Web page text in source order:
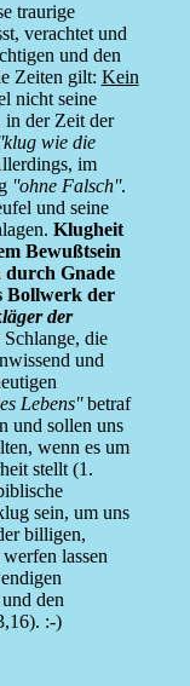
traurige
verachtet und
und den
Zeiten gilt: Kein
nicht seine
in der Zeit der
''klug wie die
im
''ohne Falsch''.
und seine
Klugheit
Bewußtsein
durch Gnade
Bollwerk der
der
die
und
Lebens''betraf
und sollen uns
wenn es um
stellt (1.
sein, um uns
billigen,
lassen
den
:-)